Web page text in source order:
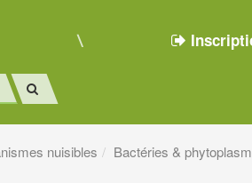
nuisibles Bactéries &